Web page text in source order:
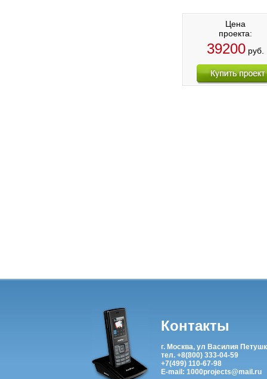
Цена
проекта:
39200руб.
Контакты
г. Москва, ул Василия
тел. +8(800) 333-04-59
+7(499) 110-67-98
E-mail: 1000projects@mail.ru